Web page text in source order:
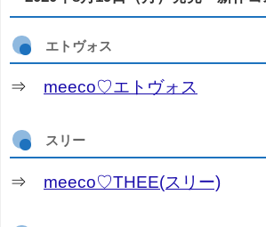
エトヴォス
⇒ meeco♡エトヴォス
スリー
⇒ meeco♡THEE(スリー)